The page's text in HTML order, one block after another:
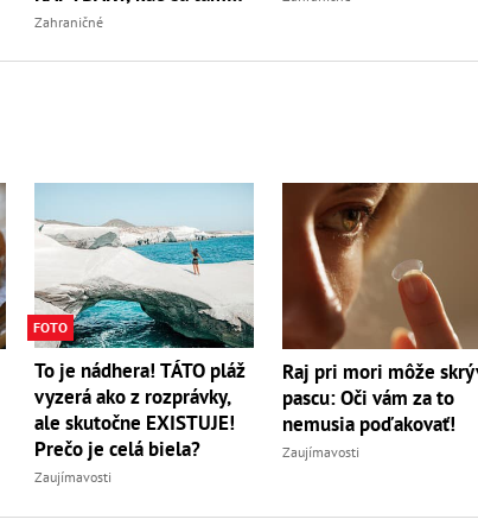
nabrali?
Zahraničné
FOTO
To je nádhera! TÁTO pláž
vyzerá ako z rozprávky,
ale skutočne EXISTUJE!
Prečo je celá biela?
Zaujímavosti
Raj pri mori môže
pascu: Oči vám za to
nemusia poďakovať!
Zaujímavosti